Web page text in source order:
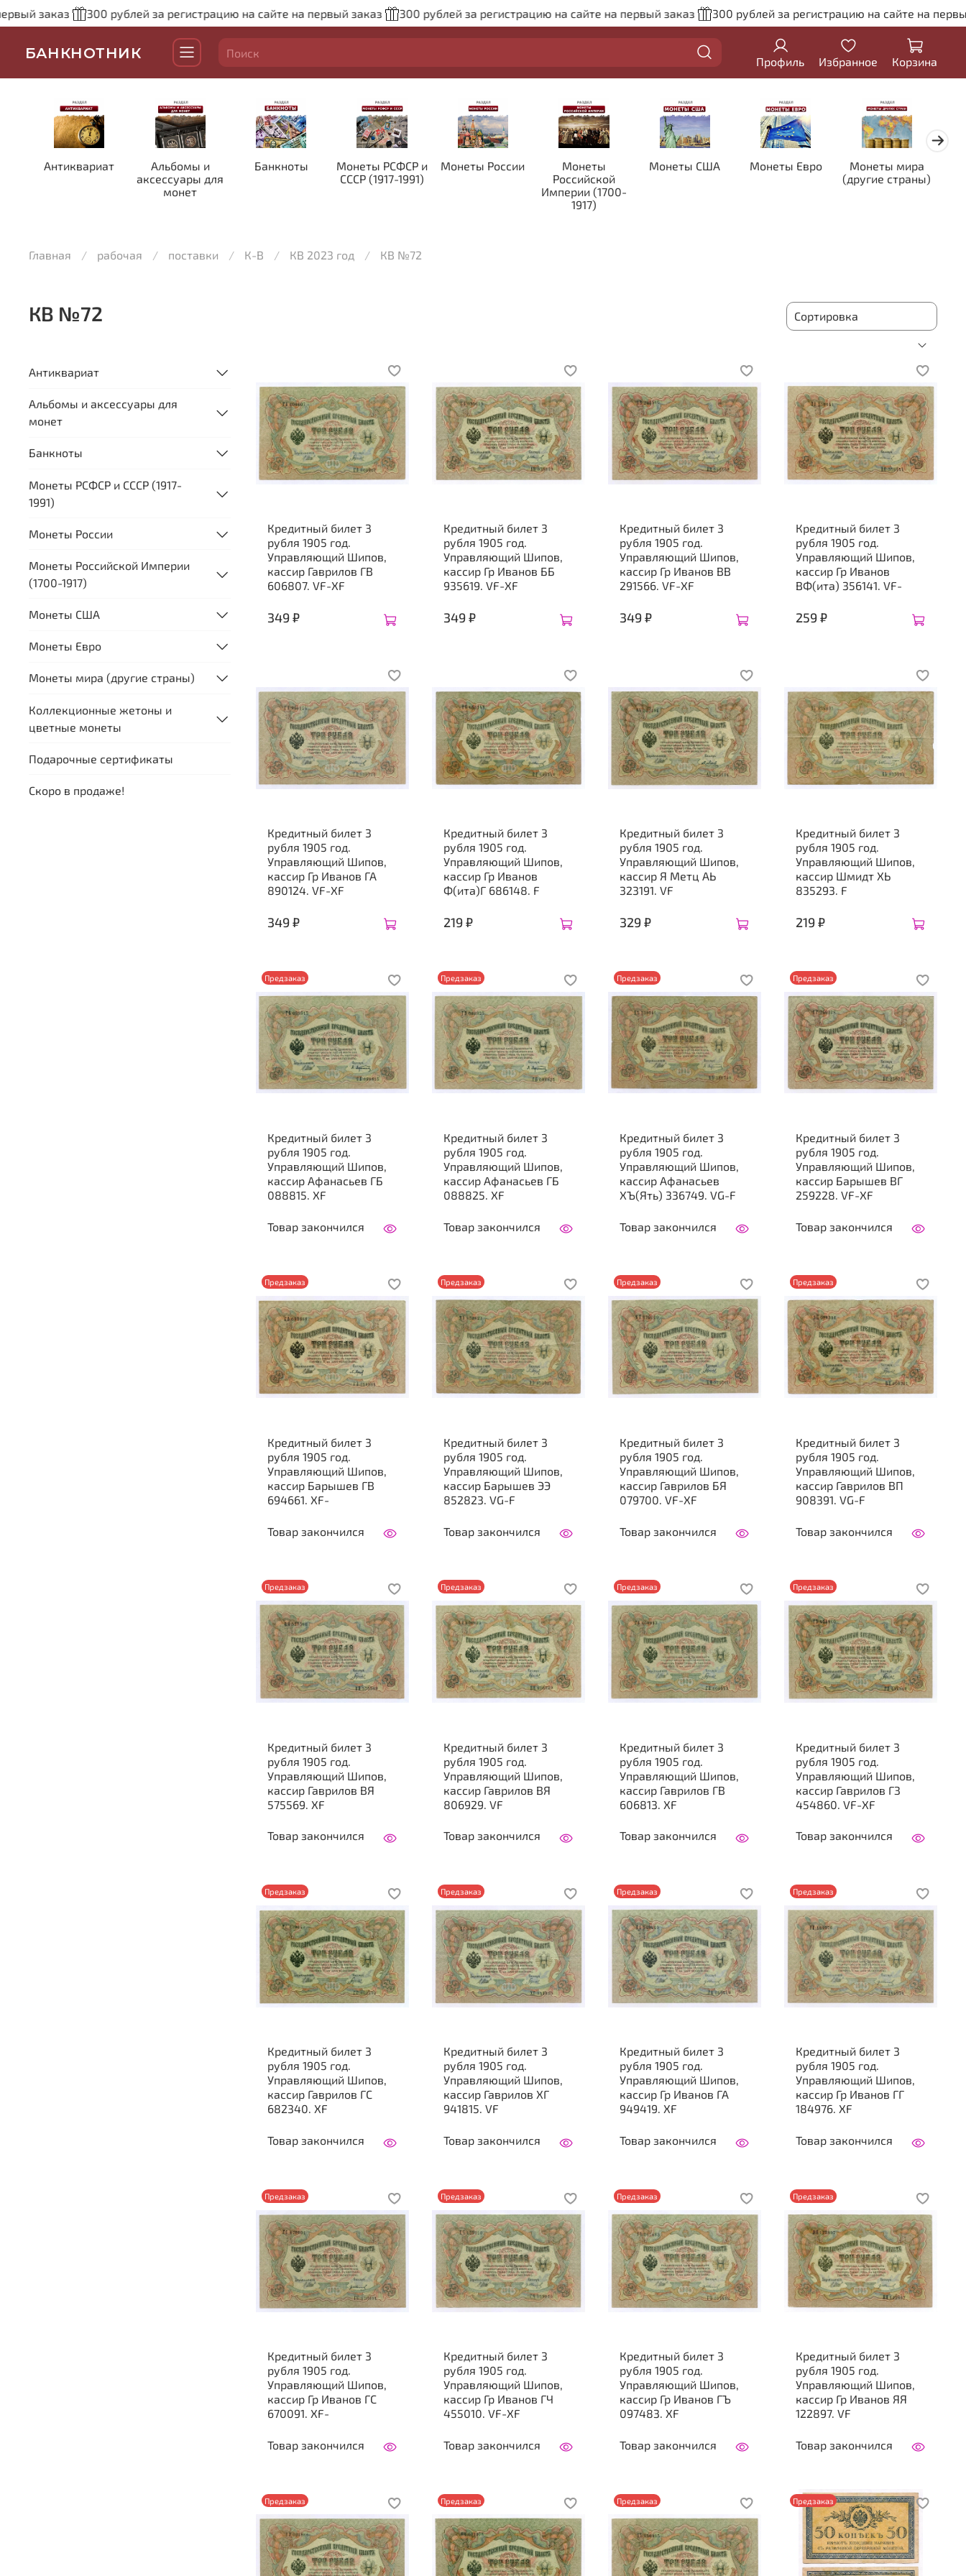
заказ 300 рублей за регистрацию на сайте на первый заказ 300 рублей за регистрацию на сайте на первый заказ 300 рублей за регистрацию на сайте на первый
БАНКНОТНИК
Профиль Избранное Корзина
Антиквариат
Альбомы и
аксессуары для
монет
Банкноты
Монеты РСФСР и
СССР (1917-1991)
Монеты России
Монеты
Российской
Империи (1700-
1917)
Монеты США Монеты Евро
Монеты мира
(другие страны)
Главная рабочая поставки К-В КВ 2023 год КВ №72
КВ №72
Кредитный билет 3
рубля 1905 год.
Управляющий Шипов,
кассир Гаврилов ГВ
606807. VF-XF
349 ₽
Кредитный билет 3
рубля 1905 год.
Управляющий Шипов,
кассир Гр Иванов ББ
935619. VF-XF
349 ₽
Кредитный билет 3
рубля 1905 год.
Управляющий Шипов,
кассир Гр Иванов ВВ
291566. VF-XF
349 ₽
Кредитный билет 3
рубля 1905 год.
Управляющий Шипов,
кассир Гр Иванов
ВФ(ита) 356141. VF-
259 ₽
Кредитный билет 3
рубля 1905 год.
Управляющий Шипов,
кассир Гр Иванов ГА
890124. VF-XF
349 ₽
Кредитный билет 3
рубля 1905 год.
Управляющий Шипов,
кассир Гр Иванов
Ф(ита)Г 686148. F
219 ₽
Кредитный билет 3
рубля 1905 год.
Управляющий Шипов,
кассир Я Метц АЬ
323191. VF
329 ₽
Кредитный билет 3
рубля 1905 год.
Управляющий Шипов,
кассир Шмидт XЬ
835293. F
219 ₽
Предзаказ
Кредитный билет 3
рубля 1905 год.
Управляющий Шипов,
кассир Афанасьев ГБ
088815. XF
Товар закончился
Предзаказ
Кредитный билет 3
рубля 1905 год.
Управляющий Шипов,
кассир Афанасьев ГБ
088825. XF
Товар закончился
Предзаказ
Кредитный билет 3
рубля 1905 год.
Управляющий Шипов,
кассир Афанасьев
ХЪ(Ять) 336749. VG-F
Товар закончился
Предзаказ
Кредитный билет 3
рубля 1905 год.
Управляющий Шипов,
кассир Барышев ВГ
259228. VF-XF
Товар закончился
Предзаказ
Кредитный билет 3
рубля 1905 год.
Управляющий Шипов,
кассир Барышев ГВ
694661. XF-
Товар закончился
Предзаказ
Кредитный билет 3
рубля 1905 год.
Управляющий Шипов,
кассир Барышев ЭЭ
852823. VG-F
Товар закончился
Предзаказ
Кредитный билет 3
рубля 1905 год.
Управляющий Шипов,
кассир Гаврилов БЯ
079700. VF-XF
Товар закончился
Предзаказ
Кредитный билет 3
рубля 1905 год.
Управляющий Шипов,
кассир Гаврилов ВП
908391. VG-F
Товар закончился
Предзаказ
Кредитный билет 3
рубля 1905 год.
Управляющий Шипов,
кассир Гаврилов ВЯ
575569. XF
Товар закончился
Предзаказ
Кредитный билет 3
рубля 1905 год.
Управляющий Шипов,
кассир Гаврилов ВЯ
806929. VF
Товар закончился
Предзаказ
Кредитный билет 3
рубля 1905 год.
Управляющий Шипов,
кассир Гаврилов ГВ
606813. XF
Товар закончился
Предзаказ
Кредитный билет 3
рубля 1905 год.
Управляющий Шипов,
кассир Гаврилов ГЗ
454860. VF-XF
Товар закончился
Предзаказ
Кредитный билет 3
рубля 1905 год.
Управляющий Шипов,
кассир Гаврилов ГС
682340. XF
Товар закончился
Предзаказ
Кредитный билет 3
рубля 1905 год.
Управляющий Шипов,
кассир Гаврилов ХГ
941815. VF
Товар закончился
Предзаказ
Кредитный билет 3
рубля 1905 год.
Управляющий Шипов,
кассир Гр Иванов ГА
949419. XF
Товар закончился
Предзаказ
Кредитный билет 3
рубля 1905 год.
Управляющий Шипов,
кассир Гр Иванов ГГ
184976. XF
Товар закончился
Предзаказ
Кредитный билет 3
рубля 1905 год.
Управляющий Шипов,
кассир Гр Иванов ГС
670091. XF-
Товар закончился
Предзаказ
Кредитный билет 3
рубля 1905 год.
Управляющий Шипов,
кассир Гр Иванов ГЧ
455010. VF-XF
Товар закончился
Предзаказ
Кредитный билет 3
рубля 1905 год.
Управляющий Шипов,
кассир Гр Иванов ГЪ
097483. XF
Товар закончился
Предзаказ
Кредитный билет 3
рубля 1905 год.
Управляющий Шипов,
кассир Гр Иванов ЯЯ
122897. VF
Товар закончился
Предзаказ Предзаказ Предзаказ Предзаказ
Антиквариат
Альбомы и аксессуары для
монет
Банкноты
Монеты РСФСР и СССР (1917-
1991)
Монеты России
Монеты Российской Империи
(1700-1917)
Монеты США
Монеты Евро
Монеты мира (другие страны)
Коллекционные жетоны и
цветные монеты
Подарочные сертификаты
Скоро в продаже!